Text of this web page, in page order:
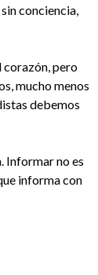
conciencia,
corazón, pero
mucho menos
debemos
Informar no es
informa con